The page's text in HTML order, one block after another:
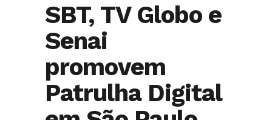
SBT, TV Globo e
Senai
promovem
Patrulha Digital